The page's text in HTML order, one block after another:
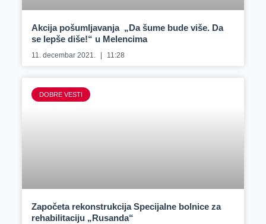
Akcija pošumljavanja „Da šume bude više. Da
se lepše diše!“ u Melencima
11. decembar 2021. 11:28
DOBRE VESTI
Započeta rekonstrukcija Specijalne bolnice za
rehabilitaciju „Rusanda“